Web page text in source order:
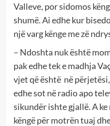
Valleve, por sidomos
shumë. Ai edhe kur
një varg kënge me zë
– Ndoshta nuk është
pak edhe tek e madhja
vjet që është në
edhe sot në radio apo
sikundër ishte gjallë. A
këngë për motrën tuaj